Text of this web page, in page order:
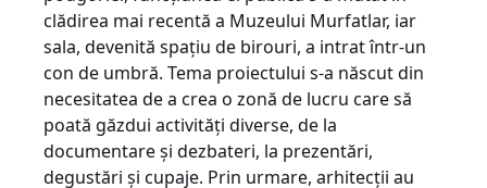
clădirea mai recentă a Muzeului Murfatlar, iar
sala, devenită spaţiu de birouri, a intrat într-un
con de umbră. Tema proiectului s-a născut din
necesitatea de a crea o zo­nă de lucru care să
poată găzdui activităţi di­verse, de la
documentare şi dezbateri, la prezentări,
degustări şi cupaje. Prin urmare, arhitecţii au